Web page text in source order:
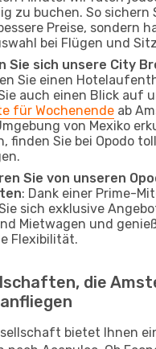
zu buchen. So sichern
Preise, sondern
bei Flügen und
Sie sich unsere City
Sie einen
auch einen Blick auf
für Wochenende ab
von Mexiko
finden Sie bei Opodo
Sie von unseren
: Dank einer Prime-
sich exklusive
Mietwagen und
Flexibilität.
die
bietet Ihnen